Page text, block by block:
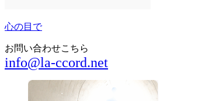
心の目で
お問い合わせこちら
info@la-ccord.net